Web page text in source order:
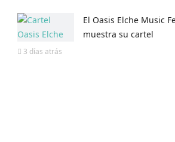
El Oasis Elche Music
muestra su cartel
3 días atrás